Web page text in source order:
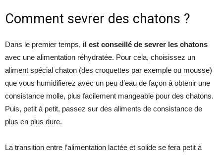
Comment sevrer des chatons ?
Dans le premier temps, il est conseillé de sevrer les chatons
avec une alimentation réhydratée. Pour cela, choisissez un
aliment spécial chaton (des croquettes par exemple ou mousse)
que vous humidifierez avec un peu d’eau de façon à obtenir une
consistance molle, plus facilement mangeable pour des chatons.
Puis, petit à petit, passez sur des aliments de consistance de
plus en plus dure.
La transition entre l’alimentation lactée et solide se fera petit à